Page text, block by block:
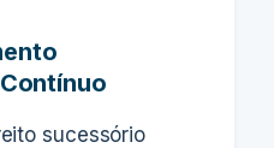
sucessório